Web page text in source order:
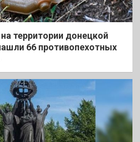
территории донецкой
66 противопехотных